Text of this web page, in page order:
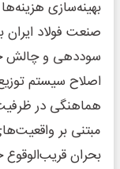
بهینه‌سازی
صنعت فولاد
سوددهی و چالش
اصلاح سیستم
هماهنگی در
مبتنی بر
بحران